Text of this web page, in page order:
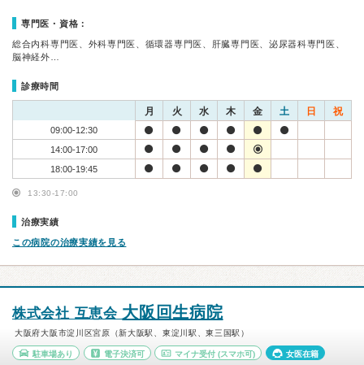
専門医・資格：
総合内科専門医、外科専門医、循環器専門医、肝臓専門医、泌尿器科専門医、
脳神経外…
診療時間
月 火 水 木 金 土 日 祝
09:00-12:30
14:00-17:00
18:00-19:45
13:30-17:00
治療実績
この病院の治療実績を見る
株式会社 互恵会 大阪回生病院
大阪府大阪市淀川区宮原（新大阪駅、東淀川駅、東三国駅）
駐車場あり 電子決済可 マイナ受付 (スマホ可) 女医在籍